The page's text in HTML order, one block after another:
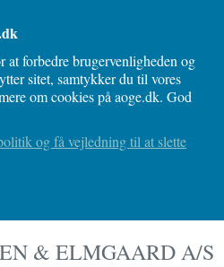
at forbedre brugervenligheden og
sitet, samtykker du til vores
om cookies på aoge.dk. God
og få vejledning til at slette
& ELMGAARD A/S